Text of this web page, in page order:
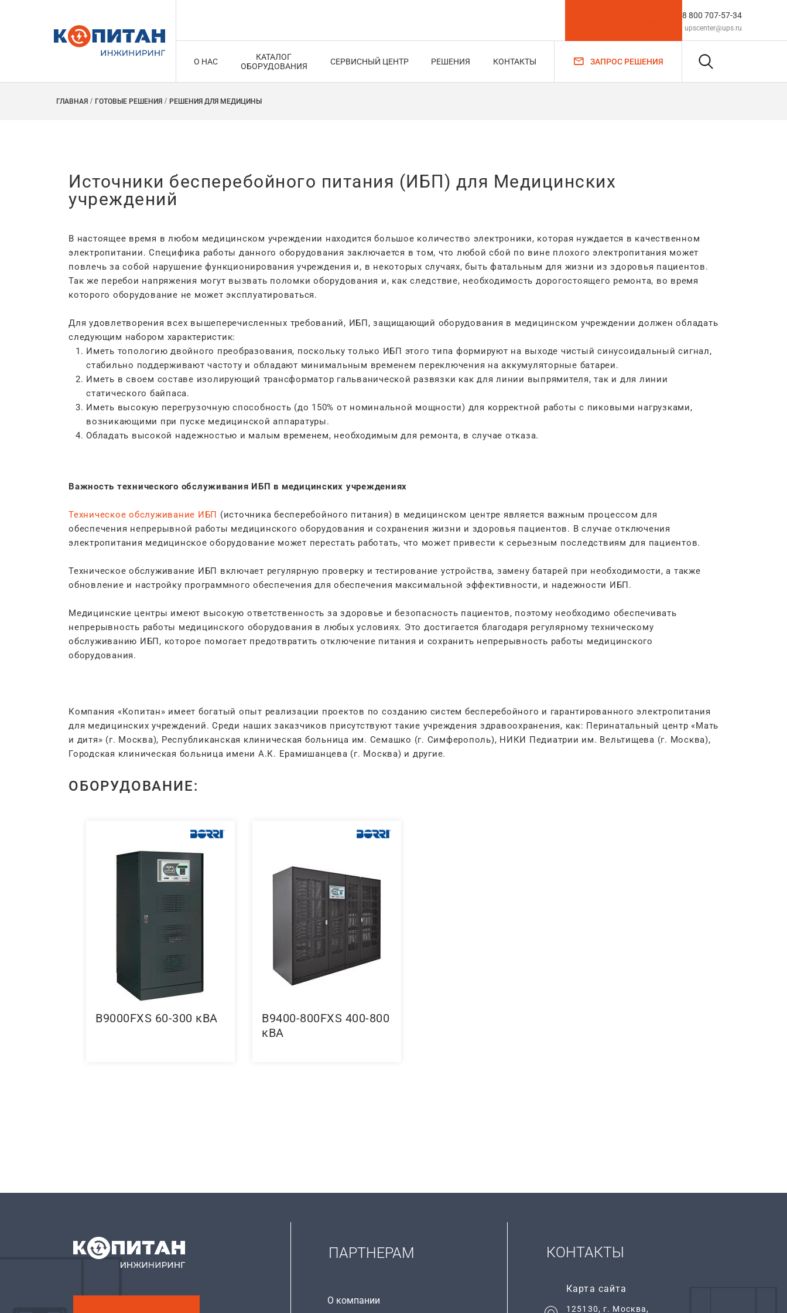
8 800 707-57-34
upscenter@ups.ru
О НАС
КАТАЛОГ
ОБОРУДОВАНИЯ
СЕРВИСНЫЙ ЦЕНТР РЕШЕНИЯ КОНТАКТЫ ЗАПРОС РЕШЕНИЯ
ГЛАВНАЯ ГОТОВЫЕ РЕШЕНИЯ РЕШЕНИЯ ДЛЯ МЕДИЦИНЫ
Источники бесперебойного питания (ИБП) для Медицинских
учреждений
В настоящее время в любом медицинском учреждении находится большое количество электроники, которая нуждается в качественном
электропитании. Специфика работы данного оборудования заключается в том, что любой сбой по вине плохого электропитания может
повлечь за собой нарушение функционирования учреждения и, в некоторых случаях, быть фатальным для жизни из здоровья пациентов.
Так же перебои напряжения могут вызвать поломки оборудования и, как следствие, необходимость дорогостоящего ремонта, во время
которого оборудование не может эксплуатироваться.
Для удовлетворения всех вышеперечисленных требований, ИБП, защищающий оборудования в медицинском учреждении должен обладать
следующим набором характеристик:
Иметь топологию двойного преобразования, поскольку только ИБП этого типа формируют на выходе чистый синусоидальный сигнал,
стабильно поддерживают частоту и обладают минимальным временем переключения на аккумуляторные батареи.
Иметь в своем составе изолирующий трансформатор гальванической развязки как для линии выпрямителя, так и для линии
статического байпаса.
Иметь высокую перегрузочную способность (до 150% от номинальной мощности) для корректной работы с пиковыми нагрузками,
возникающими при пуске медицинской аппаратуры.
Обладать высокой надежностью и малым временем, необходимым для ремонта, в случае отказа.
Важность технического обслуживания ИБП в медицинских учреждениях
Техническое обслуживание ИБП (источника бесперебойного питания) в медицинском центре является важным процессом для
обеспечения непрерывной работы медицинского оборудования и сохранения жизни и здоровья пациентов. В случае отключения
электропитания медицинское оборудование может перестать работать, что может привести к серьезным последствиям для пациентов.
Техническое обслуживание ИБП включает регулярную проверку и тестирование устройства, замену батарей при необходимости, а также
обновление и настройку программного обеспечения для обеспечения максимальной эффективности, и надежности ИБП.
Медицинские центры имеют высокую ответственность за здоровье и безопасность пациентов, поэтому необходимо обеспечивать
непрерывность работы медицинского оборудования в любых условиях. Это достигается благодаря регулярному техническому
обслуживанию ИБП, которое помогает предотвратить отключение питания и сохранить непрерывность работы медицинского
оборудования.
Компания «Копитан» имеет богатый опыт реализации проектов по созданию систем бесперебойного и гарантированного электропитания
для медицинских учреждений. Среди наших заказчиков присутствуют такие учреждения здравоохранения, как: Перинатальный центр «Мать
и дитя» (г. Москва), Республиканская клиническая больница им. Семашко (г. Симферополь), НИКИ Педиатрии им. Вельтищева (г. Москва),
Городская клиническая больница имени А.К. Ерамишанцева (г. Москва) и другие.
ОБОРУДОВАНИЕ:
B9000FXS 60-300 кВА
B9400-800FXS 400-800
кВА
ПАРТНЕРАМ
О компании
КОНТАКТЫ
Карта сайта
125130, г. Москва,